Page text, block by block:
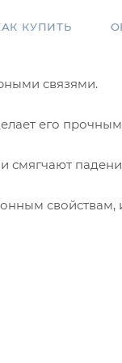
КУПИТЬ
связями.
его
смягчают